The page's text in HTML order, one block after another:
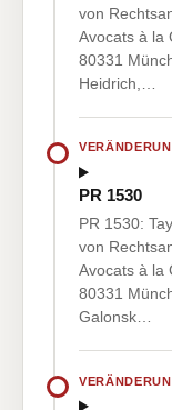
von
Avocats à la
80331
Heidrich,…
PR 1530
PR 1530:
von
Avocats à la
80331
Galonsk…